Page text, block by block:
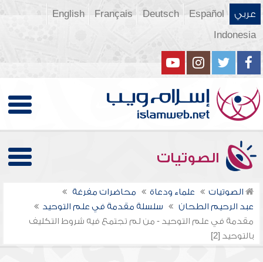
عربي Español
Deutsch
Français
English
Indonesia
الصوتيات
الصوتيات علماء ودعاة
محاضرات مفرغة
عبد الرحيم الطحان
سلسلة مقدمة في علم التوحيد
مقدمة في علم التوحيد - من لم تجتمع فيه شروط التكليف
بالتوحيد [2]